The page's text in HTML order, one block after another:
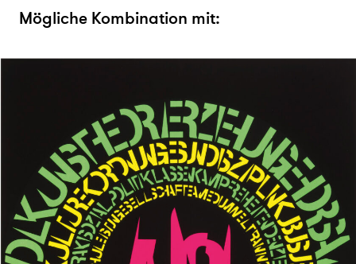
Mögliche Kombination mit: